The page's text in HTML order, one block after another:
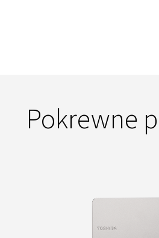
Pokrewne